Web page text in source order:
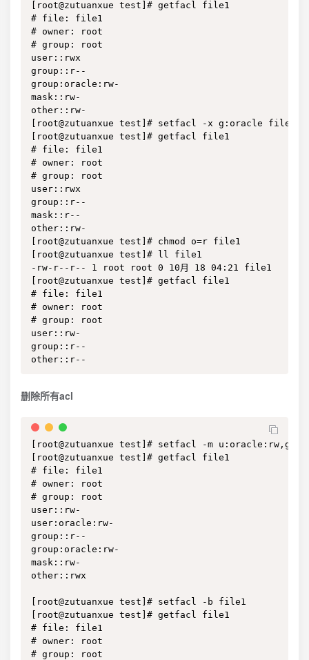
[root@zutuanxue test]# getfacl file1
# file: file1
# owner: root
# group: root
user::rwx
group::r--
group:oracle:rw-
mask::rw-
other::rw-
[root@zutuanxue test]# setfacl -x g:oracle file1
[root@zutuanxue test]# getfacl file1
# file: file1
# owner: root
# group: root
user::rwx
group::r--
mask::r--
other::rw-
[root@zutuanxue test]# chmod o=r file1                删
[root@zutuanxue test]# ll file1
-rw-r--r-- 1 root root 0 10月 18 04:21 file1
[root@zutuanxue test]# getfacl file1
# file: file1
# owner: root
# group: root
user::rw-
group::r--
other::r--
删除所有acl
[root@zutuanxue test]# setfacl -m
[root@zutuanxue test]# getfacl file1
# file: file1
# owner: root
# group: root
user::rw-
user:oracle:rw-
group::r--
group:oracle:rw-
mask::rw-
other::rwx
[root@zutuanxue test]# setfacl -b file1
[root@zutuanxue test]# getfacl file1
# file: file1
# owner: root
# group: root